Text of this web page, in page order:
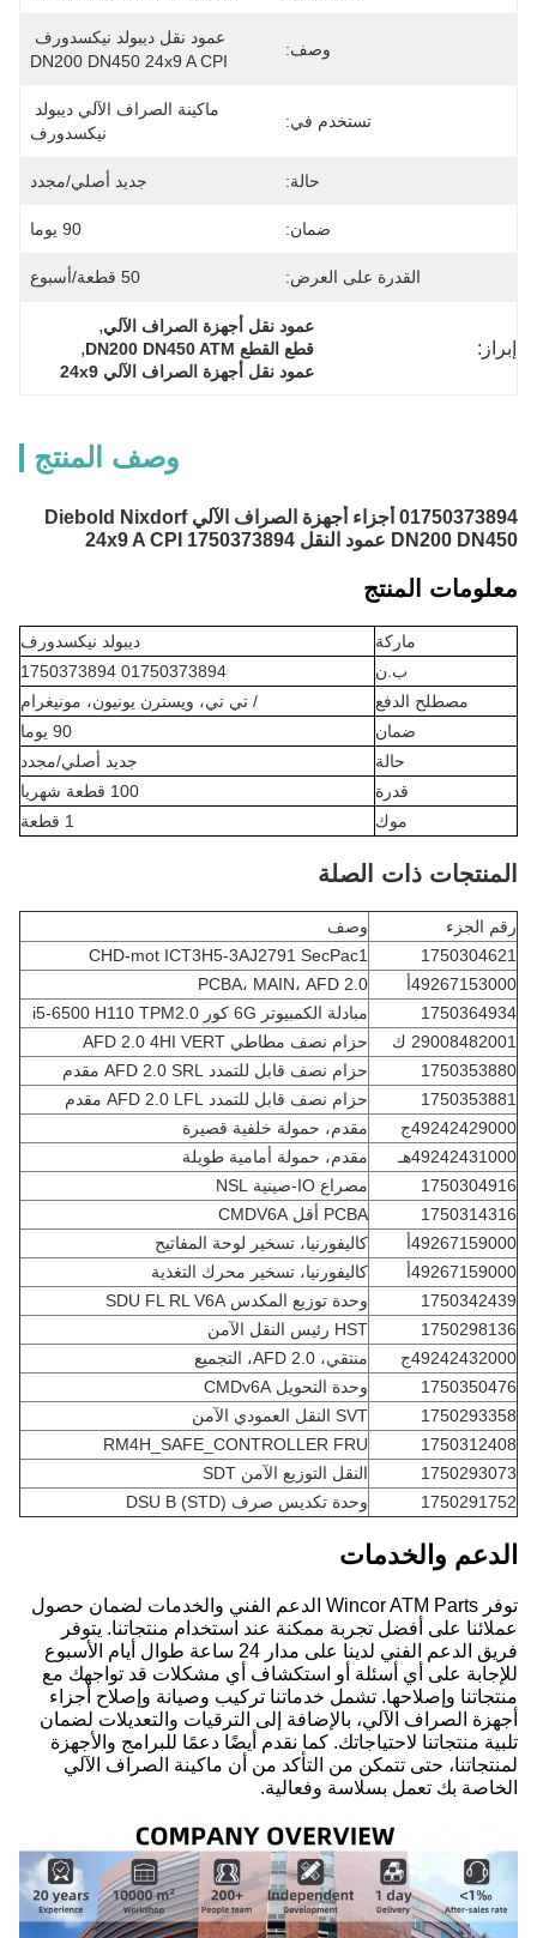
وصف:
DN200 DN450 24x9 A CPI
تستخدم في:
نيكسدورف
حالة: جديد أصلي/مجدد
ضمان: 90 يوما
القدرة على العرض: 50 قطعة/أسبوع
إبراز:
عمود نقل أجهزة الصراف الآلي,
قطع القطع DN200 DN450 ATM ,
عمود نقل أجهزة الصراف الآلي 24x9
وصف المنتج
01750373894 أجزاء أجهزة الصراف الآلي Diebold Nixdorf
DN200 DN450 عمود النقل 24x9 A CPI 1750373894
معلومات المنتج
ماركة
ديبولد نيكسدورف
ب.ن
01750373894 1750373894
مصطلح الدفع
/ تي تي، ويسترن يونيون، مونيغرام
ضمان
90 يوما
حالة
جديد أصلي/مجدد
قدرة
100 قطعة شهريا
موك
1 قطعة
المنتجات ذات الصلة
رقم الجزء
وصف
1750304621
CHD-mot ICT3H5-3AJ2791 SecPac1
49267153000أ
PCBA، MAIN، AFD 2.0
1750364934
مبادلة الكمبيوتر 6G كور i5-6500 H110 TPM2.0
29008482001 ك
حزام نصف مطاطي AFD 2.0 4HI VERT
1750353880
حزام نصف قابل للتمدد AFD 2.0 SRL مقدم
1750353881
حزام نصف قابل للتمدد AFD 2.0 LFL مقدم
49242429000ج
مقدم، حمولة خلفية قصيرة
49242431000هـ
مقدم، حمولة أمامية طويلة
1750304916
مصراع IO-صينية NSL
1750314316
PCBA أقل CMDV6A
49267159000أ
كاليفورنيا، تسخير لوحة المفاتيح
49267159000أ
كاليفورنيا، تسخير محرك التغذية
1750342439
وحدة توزيع المكدس SDU FL RL V6A
1750298136
HST رئيس النقل الآمن
49242432000ج
منتقي، AFD 2.0، التجميع
1750350476
وحدة التحويل CMDv6A
1750293358
SVT النقل العمودي الآمن
1750312408
RM4H_SAFE_CONTROLLER FRU
1750293073
النقل التوزيع الآمن SDT
1750291752
وحدة تكديس صرف DSU B (STD)
الدعم والخدمات
توفر Wincor ATM Parts الدعم الفني والخدمات لضمان حصول
عملائنا على أفضل تجربة ممكنة عند استخدام منتجاتنا. يتوفر
فريق الدعم الفني لدينا على مدار 24 ساعة طوال أيام الأسبوع
للإجابة على أي أسئلة أو استكشاف أي مشكلات قد تواجهك مع
منتجاتنا وإصلاحها. تشمل خدماتنا تركيب وصيانة وإصلاح أجزاء
أجهزة الصراف الآلي، بالإضافة إلى الترقيات والتعديلات لضمان
تلبية منتجاتنا لاحتياجاتك. كما نقدم أيضًا دعمًا للبرامج والأجهزة
لمنتجاتنا، حتى تتمكن من التأكد من أن ماكينة الصراف الآلي
الخاصة بك تعمل بسلاسة وفعالية.